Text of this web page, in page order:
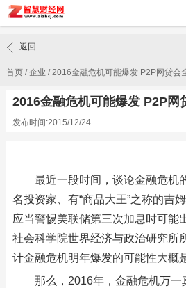
首页/企业 /2016金融危机可能爆发 P2P网贷会
返回
2016金融危机可能爆发 P2P网
发布时间:2015/12/24
最近一段时间，谈论金融危机
名投资家、有“商品大王”之称的吉
应当警惕美联储第三次加息时可能
社会科学院世界经济与政治研究所
计金融危机明年爆发的可能性大概
那么，2016年，金融危机万